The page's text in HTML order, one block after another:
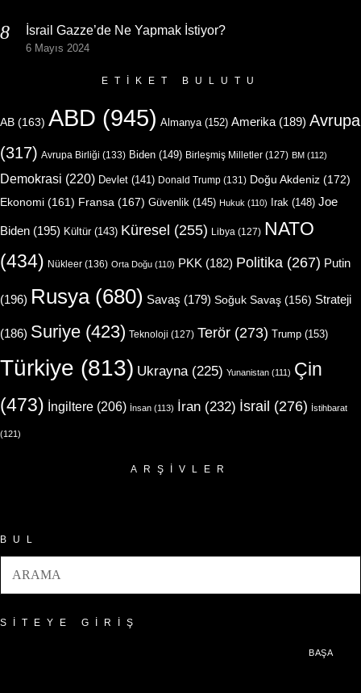
İsrail Gazze’de Ne Yapmak İstiyor?
6 Mayıs 2024
ETIKET BULUTU
AB (163) ABD (945) Almanya(152) Amerika (189) Avrupa
(317) Avrupa Birliği (133) Biden (149) Birleşmiş Milletler (127) BM (112)
Demokrasi (220) Devlet (141) Donald Trump (131) Doğu Akdeniz (172)
Ekonomi (161) Fransa (167) Güvenlik (145) Hukuk (110) Irak (148) Joe
Biden (195) Kültür(143) Küresel (255) Libya (127) NATO
(434) Nükleer (136) Orta Doğu (110) PKK (182) Politika (267) Putin
(196) Rusya(680) Savaş (179) Soğuk Savaş (156) Strateji
(186) Suriye (423) Teknoloji (127) Terör (273) Trump (153)
Türkiye (813) Ukrayna(225) Yunanistan (111) Çin
(473) İngiltere (206) İnsan (113) İran (232) İsrail (276) İstihbarat
(121)
ARŞIVLER
BUL
SITEYE GIRIŞ
BAŞA